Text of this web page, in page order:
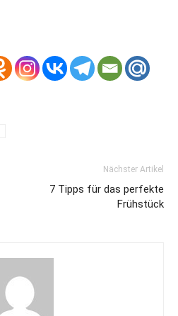
Nächster Artikel
7 Tipps für das perfekte
Frühstück